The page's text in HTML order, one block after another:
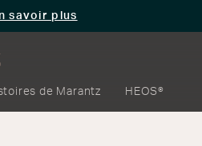
savoir plus
de Marantz HEOS®